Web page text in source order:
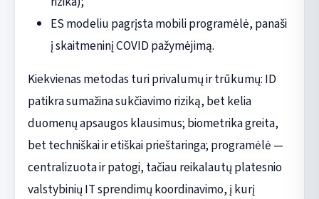
ES modeliu pagrįsta mobili programėlė, panaši
į skaitmeninį COVID pažymėjimą.
Kiekvienas metodas turi privalumų ir trūkumų: ID
patikra sumažina sukčiavimo riziką, bet kelia
duomenų apsaugos klausimus; biometrika greita,
bet techniškai ir etiškai prieštaringa; programėlė —
centralizuota ir patogi, tačiau reikalautų platesnio
valstybinių IT sprendimų koordinavimo, į kurį